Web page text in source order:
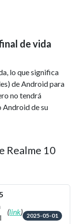
de vida
lo que significa
de Android para
no tendrá
Android de su
Realme 10
(link) 2025-05-01